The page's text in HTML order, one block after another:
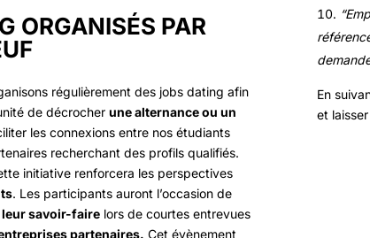
ORGANISÉS PAR
régulièrement des jobs dating afin
de décrocherune alternance ou un
les connexions entre nos étudiants
recherchant des profils qualifiés.
initiative renforcera les perspectives
. Les participants auront l’occasion de
leur savoir-faire lors de courtes entrevues
partenaires. Cet évènement
En
et